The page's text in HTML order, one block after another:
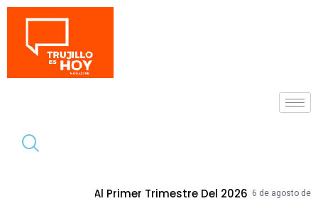
Trimestre Del 2026 6 de agosto de 2026 Mallplaza